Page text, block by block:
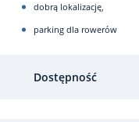
dobrą lokalizację,
parking dla rowerów
Dostępność